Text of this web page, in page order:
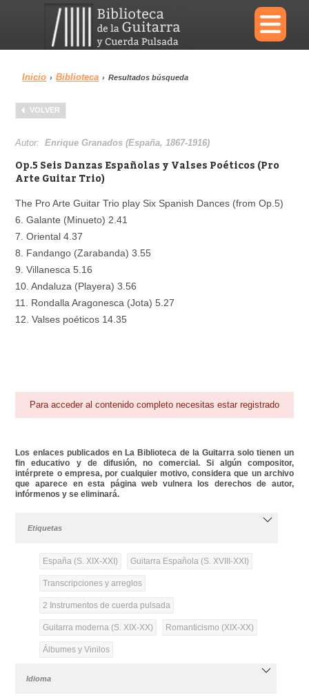
×
Menu
Biblioteca Diccionario
Reproductor
Inicio › Biblioteca › Resultados búsqueda
VOLVER
Autor:Enrique Granados (España, 1867-1916)
Op.5 Seis Danzas Españolas y Valses Poéticos (Pro
Arte Guitar Trio)
The Pro Arte Guitar Trio play Six Spanish Dances (from Op.5)
6. Galante (Minueto) 2.41
7. Oriental 4.37
8. Fandango (Zarabanda) 3.55
9. Villanesca 5.16
10. Andaluza (Playera) 3.56
11. Rondalla Aragonesca (Jota) 5.27
12. Valses poéticos 14.35
Para acceder al contenido completo necesitas estar registrado
Los enlaces publicados en La Biblioteca de la Guitarra solo tienen un
fin educativo y de difusión, no comercial. Si algún compositor,
intérprete o empresa, por cualquier motivo, considera que un archivo
que aparece en esta página web vulnera los derechos de autor,
infórmenos y se eliminará.
Etiquetas
España (S. XIX-XXI) Guitarra Española (S. XVIII-XXI)
Transcripciones y arreglos
2 Instrumentos de cuerda pulsada
Guitarra moderna (S. XIX-XX) Romanticismo (XIX-XX)
Álbumes y Vinilos
Idioma